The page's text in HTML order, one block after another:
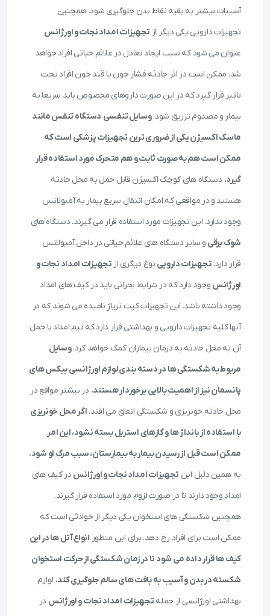
آسیبات بیشتر به بقیه نقاط بدن جلوگیری شود. همچنین
تجهیزات دارویی یکی دیگر از تجهیزات امداد نجات و اورژانس
عنوان می شود که سبب ایجاد تعادل در علائم حیاتی افراد خواهد
شد. ممکن است در اثر حادثه فشار خون یا قند خون افراد تحت
تاثیر قرار گیرد که در این صورت داروهای مخصوص باید سریعا به
بیمار و مصدوم تزریق شود.وسایل تنفسی دستگاه تنفس مانند
ماسک اکسیژن یکی از ضروری ترین تجهیزات پزشکی است که
ممکن است هم به صورت ثابت و هم متحرک مورد استفاده قرار
گیرد. دستگاه های کوچک اکسیژن قابل حمل به محل حادثه
هستند و در مواقعی که امکان انتقال سریع بیمار به آمبولانس
وجود ندارد، این تجهیزات مورد استفاده قرار می گیرند. دستگاه های
شوک برقی و سایر دستگاه های علائم حیاتی در داخل آمبولانس
قرار دارد. تجهیزات دارویی نوع دیگری از تجهیزات امداد نجات و
اورژانس وجود دارد که در شرایط بحرانی باید در کیف های امداد
وجود داشته باشد. این تجهیزات کیت تریاژ نامیده می شوند که در
آنها کلیه تجهیزات دارویی و بهداشتی قرار دارد که تیم امداد با حمل
آن به محل حادثه به درمان بیماران کمک خواهد کرد.وسایل
مربوط به شکستگی ها در دسته بندی لوازم اورژانسی بیکس های
پانسمان نیز از اهمیت بالایی برخوردار هستند. در بیشتر مواقع در
محل حادثه خونریزی و شکستگی اتفاق می افتد. اگر محل خونریزی
با استفاده از بانداژ ها و گازهای استریل بسته نشود، این امر
ممکن است قبل از رسیدن بیمار به بیمارستان، سبب مرگ او شود.
به همین دلیل این تجهیزات امداد نجات و اورژانس در کیف های
امداد وجود دارند تا در صورت لزوم مورد استفاده قرار گیرند.
همچنین شکستگی های استخوان یکی دیگر از حوادثی است که
ممکن است برای افراد رخ دهد. برای این منظور انواع آتل ها در این
کیف ها قرار داده می شود تا در زمان شکستگی از حرکت استخوان
شکسته در بدن و آسیب به بافت های سالم جلوگیری کند. لوازم
بهداشتی اورژانسی از جمله تجهیزات امداد نجات و اورژانس در